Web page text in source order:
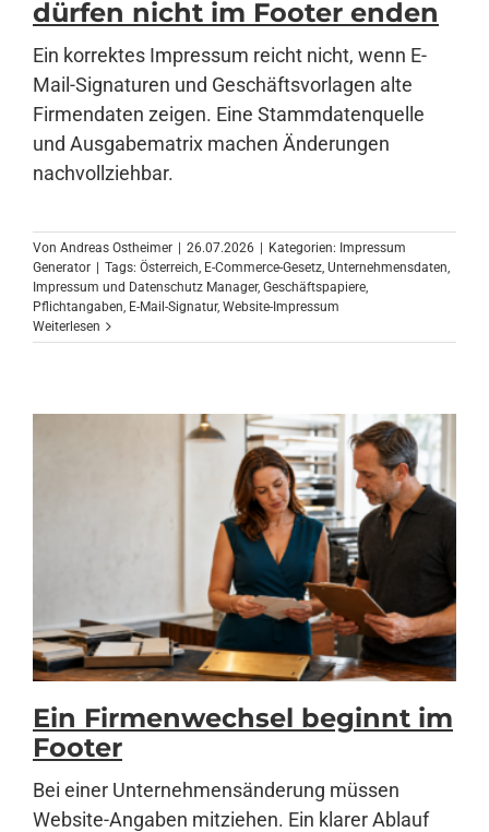
Anmelden
dürfen nicht im Footer enden
Ein korrektes Impressum reicht nicht, wenn E-
Mail-Signaturen und Geschäftsvorlagen alte
Firmendaten zeigen. Eine Stammdatenquelle
und Ausgabematrix machen Änderungen
nachvollziehbar.
Von Andreas Ostheimer 26.07.2026 Kategorien: Impressum
Generator
Tags: Österreich, E-Commerce-Gesetz, Unternehmensdaten,
Impressum und Datenschutz Manager, Geschäftspapiere,
Pflichtangaben, E-Mail-Signatur, Website-Impressum
Weiterlesen
Ein Firmenwechsel beginnt im
Footer
Bei einer Unternehmensänderung müssen
Website-Angaben mitziehen. Ein klarer Ablauf